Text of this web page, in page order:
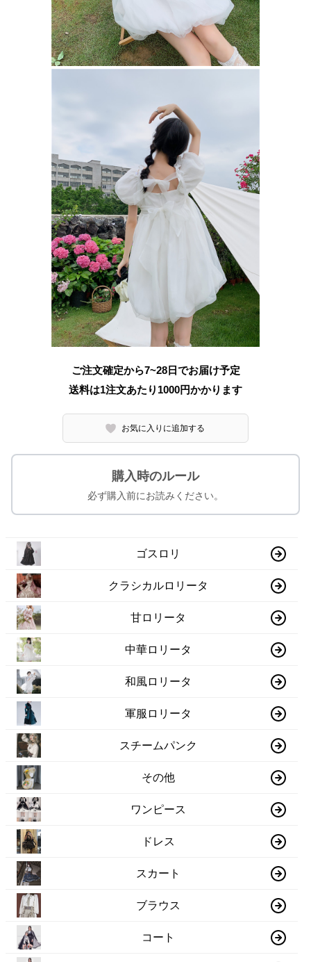
ご注文確定から7~28日でお届け予定
送料は1注文あたり 1000円かかります
お気に入りに追加する
購入時のルール
必ず購入前にお読みください。
ゴスロリ
クラシカルロリータ
甘ロリータ
中華ロリータ
和風ロリータ
軍服ロリータ
スチームパンク
その他
ワンピース
ドレス
スカート
ブラウス
コート